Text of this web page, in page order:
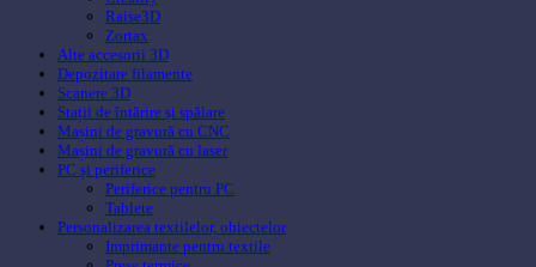
Raise3D
Zortax
Alte accesorii 3D
Depozitare filamente
Scanere 3D
Stații de întărire și spălare
Mașini de gravură cu CNC
Mașini de gravură cu laser
PC și periferice
Periferice pentru PC
Tablete
Personalizarea textilelor, obiectelor
Imprimante pentru textile